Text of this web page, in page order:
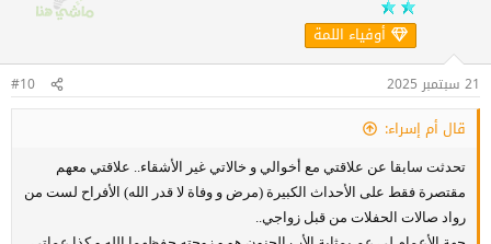
أوفياء اللمة
21 سبتمبر 2025 #10
قال أم إسراء:
تحدثت سابقا عن علاقتي مع أخوالي و خالاتي غير الأشقاء.. علاقتي معهم
مقتصرة فقط على الأحداث الكبيرة (مرض و وفاة لا قدر الله) الأفراح لست من
رواد صالات الحفلات من قبل زواجي..